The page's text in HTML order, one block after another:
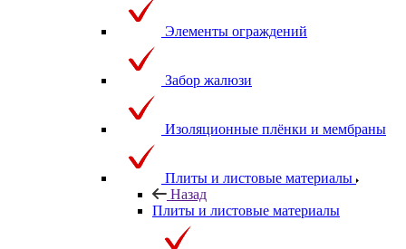
Элементы ограждений
Забор жалюзи
Изоляционные плёнки и мембраны
Плиты и листовые материалы
Назад
Плиты и листовые материалы